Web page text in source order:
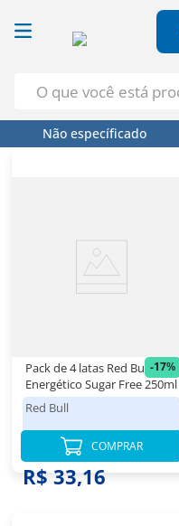
Não específicado
-17%
Pack de 4 latas Red Bull
Energético Sugar Free 250ml
Red Bull
R$ 39,98
R$ 33,16
COMPRAR
Termos Mais Buscados
Papel Higienico
Leite